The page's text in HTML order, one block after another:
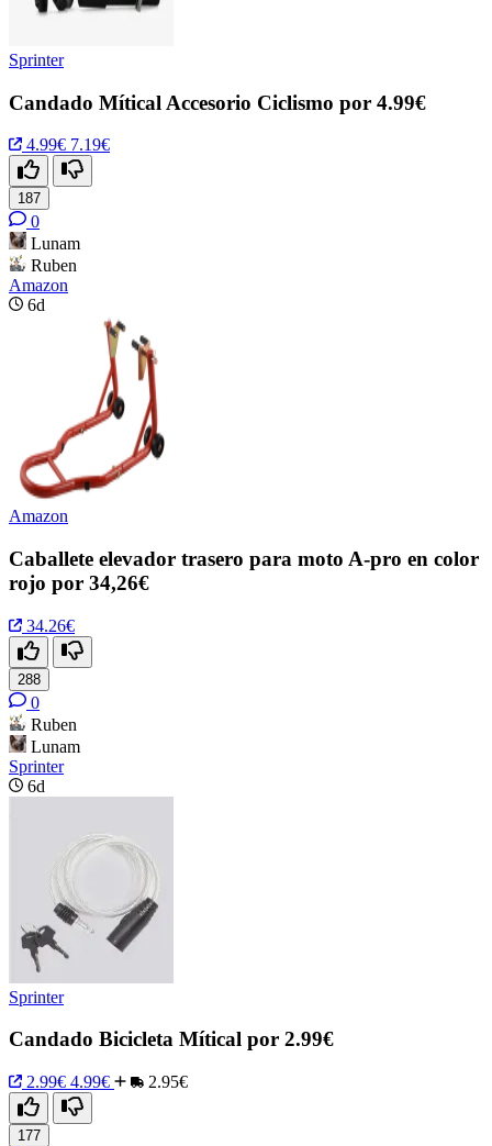
Sprinter
Candado Mítical Accesorio Ciclismo por 4.99€
4.99€ 7.19€
187
0
Lunam
Ruben
Amazon
6d
Amazon
Caballete elevador trasero para moto A-pro en color
rojo por 34,26€
34.26€
288
0
Ruben
Lunam
Sprinter
6d
Sprinter
Candado Bicicleta Mítical por 2.99€
2.99€ 4.99€ 2.95€
177